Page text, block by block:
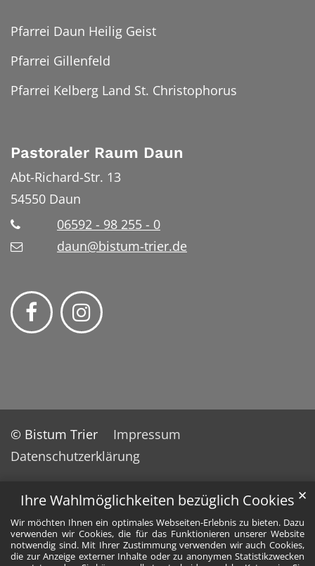
Ihre Wahlmöglichkeiten bezüglich Cookies
Wir möchten Ihnen ein optimales Webseiten-Erlebnis zu bieten. Dazu
verwenden wir Cookies, die für das Funktionieren unserer Website
notwendig sind. Mit Ihrer Zustimmung verwenden wir auch Cookies,
die zur Anzeige externer Inhalte oder zu anonymen Statistikzwecken
✕
Pfarrei Daun Heilig Geist
Pfarrei Gillenfeld
Pfarrei Kelberg Land St. Christophorus
Pastoraler Raum Daun
Abt-Richard-Str. 13
54550 Daun
06592 - 98 255 - 0
daun@bistum-trier.de
© Bistum Trier
Impressum
Datenschutzerklärung